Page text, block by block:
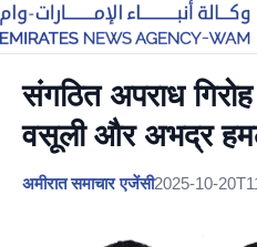
संगठित अपराध
वसूली और अभद्र
अमीरात समाचार एजेंसी2025-10-